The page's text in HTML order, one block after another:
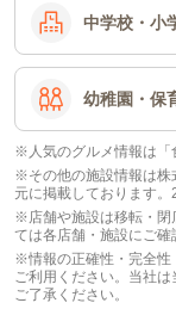
中学校・小
幼稚園・保
※人気のグルメ情報は「
※その他の施設情報は株
元に掲載しております
※店舗や施設は移転・閉
ては各店舗・施設にご確
※情報の正確性・完全性
ご利用ください。当社
ご了承ください。